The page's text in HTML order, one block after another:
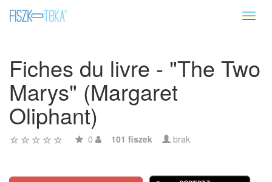
Fiches du livre - "The Two
Marys" (Margaret
Oliphant)
0 101 fiszek brak